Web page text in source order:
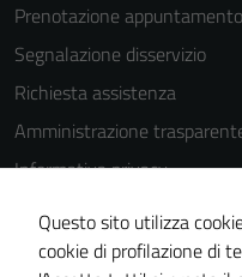
Prenotazione appuntamento
Segnalazione disservizio
Richiesta assistenza
Amministrazione
Informativa privacy
Cookie Policy
Note legali
Questo sito utilizza
cookie di profilazione di